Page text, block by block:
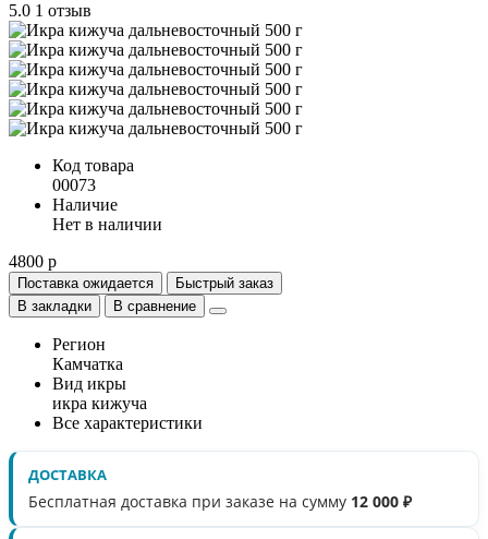
5.0 1 отзыв
Код товара
00073
Наличие
Нет в наличии
4800 р
Поставка ожидается
Быстрый заказ
В закладки
В сравнение
Регион
Камчатка
Вид икры
икра кижуча
Все характеристики
ДОСТАВКА
Бесплатная доставка при заказе на сумму 12 000 ₽